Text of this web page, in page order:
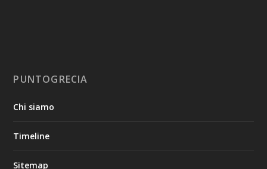
PUNTOGRECIA
Chi siamo
Timeline
Sitemap